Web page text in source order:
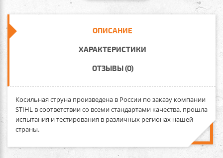
ОПИСАНИЕ
ХАРАКТЕРИСТИКИ
ОТЗЫВЫ (0)
Косильная струна произведена в России по заказу компании
STIHL в соответствии со всеми стандартами качества, прошла
испытания и тестирования в различных регионах нашей
страны.